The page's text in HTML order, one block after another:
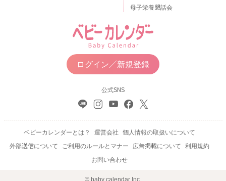
母子栄養懇話会
ログイン／新規登録
公式SNS
ベビーカレンダーとは？ 運営会社 個人情報の取扱いについて
外部送信について
ご利用のルールとマナー 広告掲載について 利用規約
お問い合わせ
© baby calendar Inc.